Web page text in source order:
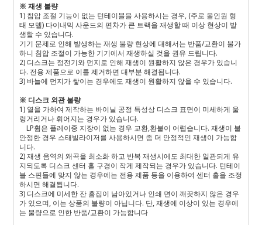
※ 재생 불량
1) 침압 조절 기능이 없는 턴테이블을 사용하시는 경우, (주로 올인원 형
태 모델) 다이내믹 사운드의 편차가 큰 트랙을 재생할 때 이상 현상이 발
생할 수 있습니다.
기기 문제로 인해 발생하는 재생 불량 현상에 대해서는 반품/교환이 불가
하니 침압 조절이 가능한 기기에서 재생하실 것을 권유 드립니다.
2) 디스크는 정전기와 먼지로 인해 재생이 원활하지 않은 경우가 있습니
다. 전용 제품으로 이를 제거하면 대부분 해결됩니다.
3) 바늘에 먼지가 쌓이는 경우에도 재생이 원활하지 않을 수 있습니다.
※ 디스크 외관 불량
1) 열을 가하여 제작하는 바이닐 공정 특성상 디스크 표면이 미세하게 울
렁거리거나 휘어지는 경우가 있습니다.
LP휨은 플레이중 지장이 없는 경우 교환,환불이 어렵습니다. 재생이 불
안정한 경우 스태빌라이저를 사용하시면 좀 더 안정적인 재생이 가능합
니다.
2) 재생 음역의 왜곡을 최소화 하고 반복 재생시에도 최대한 일관되게 유
지되도록 디스크 센터 홀 구경이 작게 제작되는 경우가 있습니다. 턴테이
블 스핀들에 맞지 않는 경우에는 전용 제품 등을 이용하여 센터 홀을 조정
하시면 해결됩니다.
3) 디스크에 미세한 잔 흠집이 남아있거나 인쇄 면이 깨끗하지 않은 경우
가 있으며, 이는 상품의 불량이 아닙니다. 단, 재생에 이상이 있는 경우에
는 불량으로 인한 반품/교환이 가능합니다